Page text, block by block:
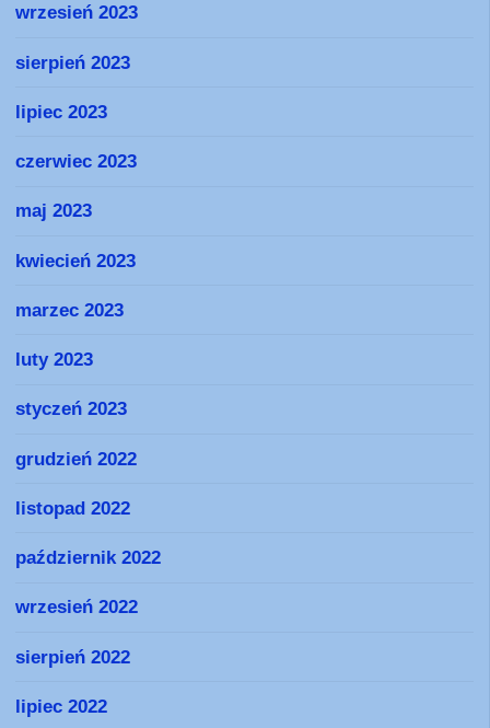
wrzesień 2023
sierpień 2023
lipiec 2023
czerwiec 2023
maj 2023
kwiecień 2023
marzec 2023
luty 2023
styczeń 2023
grudzień 2022
listopad 2022
październik 2022
wrzesień 2022
sierpień 2022
lipiec 2022